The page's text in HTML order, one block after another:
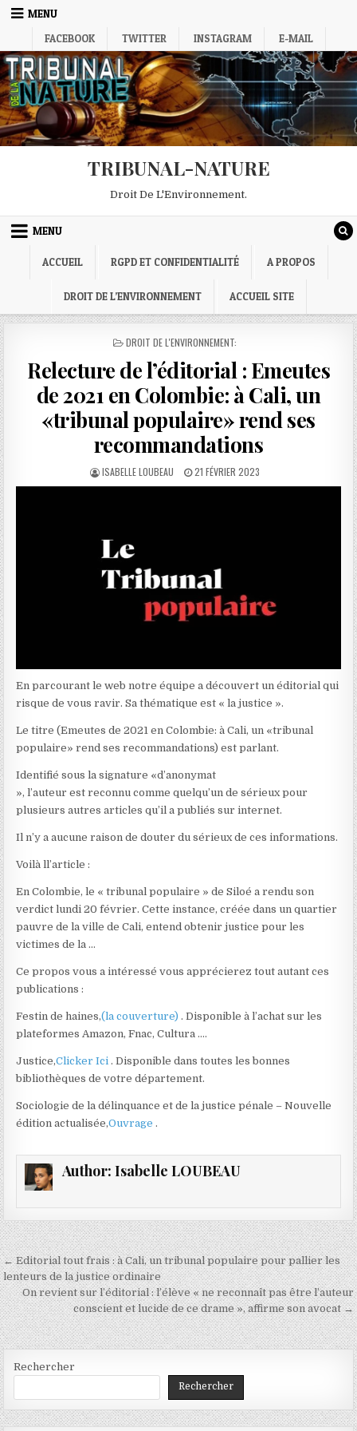
Skip
MENU
FACEBOOK
TWITTER INSTAGRAM E-MAIL
TRIBUNAL-NATURE
Droit De L'Environnement.
MENU
ACCUEIL RGPD ET CONFIDENTIALITÉ A PROPOS
DROIT DE L’ENVIRONNEMENT ACCUEIL SITE
POSTED
DROIT DE L'ENVIRONNEMENT:
Relecture de l’éditorial : Emeutes
de 2021 en Colombie: à Cali, un
«tribunal populaire» rend ses
recommandations
AUTHOR:
ISABELLE LOUBEAU
PUBLISHED
DATE:
21 FÉVRIER 2023
En parcourant le web notre équipe a découvert un éditorial qui
risque de vous ravir. Sa thématique est « la justice ».
Le titre (Emeutes de 2021 en Colombie: à Cali, un «tribunal
populaire» rend ses recommandations) est parlant.
Identifié sous la signature «d’anonymat
», l’auteur est reconnu comme quelqu’un de sérieux pour
plusieurs autres articles qu’il a publiés sur internet.
Il n’y a aucune raison de douter du sérieux de ces informations.
Voilà ll’article :
En Colombie, le « tribunal populaire » de Siloé a rendu son
verdict lundi 20 février. Cette instance, créée dans un quartier
pauvre de la ville de Cali, entend obtenir justice pour les
victimes de la …
Ce propos vous a intéressé vous apprécierez tout autant ces
publications :
Festin de haines,(la couverture) . Disponible à l’achat sur les
plateformes Amazon, Fnac, Cultura ….
Justice,Clicker Ici . Disponible dans toutes les bonnes
bibliothèques de votre département.
Sociologie de la délinquance et de la justice pénale – Nouvelle
édition actualisée,Ouvrage .
Author: Isabelle LOUBEAU
Navigation
de
l’article
← Editorial tout frais : à Cali, un tribunal populaire pour pallier les
lenteurs de la justice ordinaire
On revient sur l’éditorial : l’élève « ne reconnaît pas être l’auteur
conscient et lucide de ce drame », affirme son avocat →
Rechercher
Rechercher